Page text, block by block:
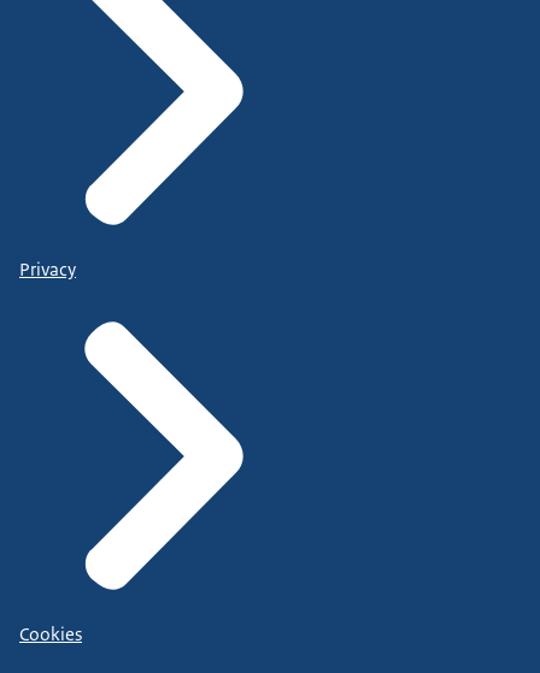
Privacy
Cookies